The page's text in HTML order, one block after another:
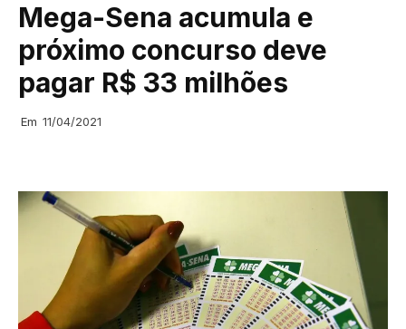
Mega-Sena acumula e
próximo concurso deve
pagar R$ 33 milhões
Em 11/04/2021